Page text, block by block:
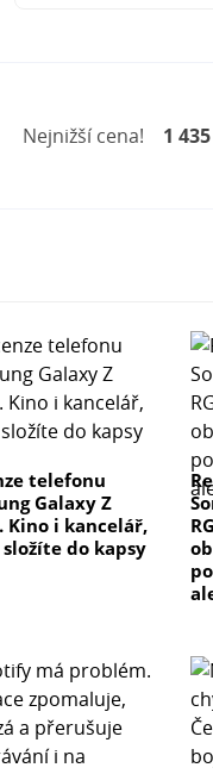
Nejnižší cena! 1
telefonu
Galaxy Z
Kino i kancelář,
do kapsy